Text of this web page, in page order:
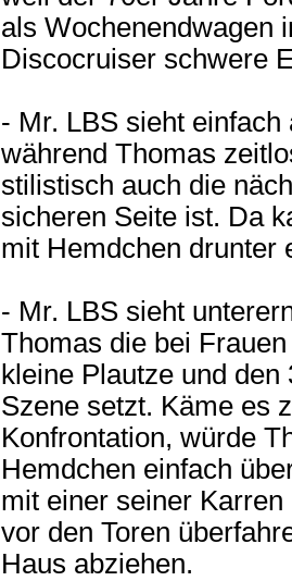
als Wochenendwagen
Discocruiser schwere
- Mr. LBS sieht
während Thomas
stilistisch auch die
sicheren Seite ist. Da
mit Hemdchen drunter
- Mr. LBS sieht
Thomas die bei
kleine Plautze und
Szene setzt. Käme es
Konfrontation, würde
Hemdchen einfach
mit einer seiner
vor den Toren
Haus abziehen.